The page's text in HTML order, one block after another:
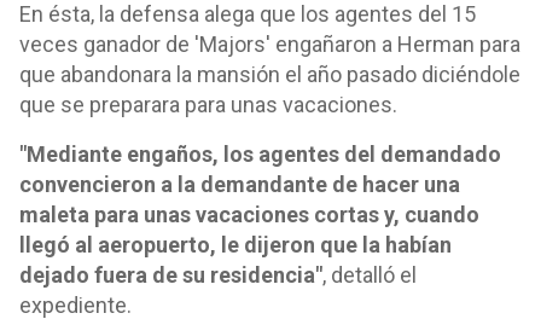
En ésta, la defensa alega que los agentes del 15
veces ganador de 'Majors' engañaron a Herman para
que abandonara la mansión el año pasado diciéndole
que se preparara para unas vacaciones.
"Mediante engaños, los agentes del demandado
convencieron a la demandante de hacer una
maleta para unas vacaciones cortas y, cuando
llegó al aeropuerto, le dijeron que la habían
dejado fuera de su residencia", detalló el
expediente.